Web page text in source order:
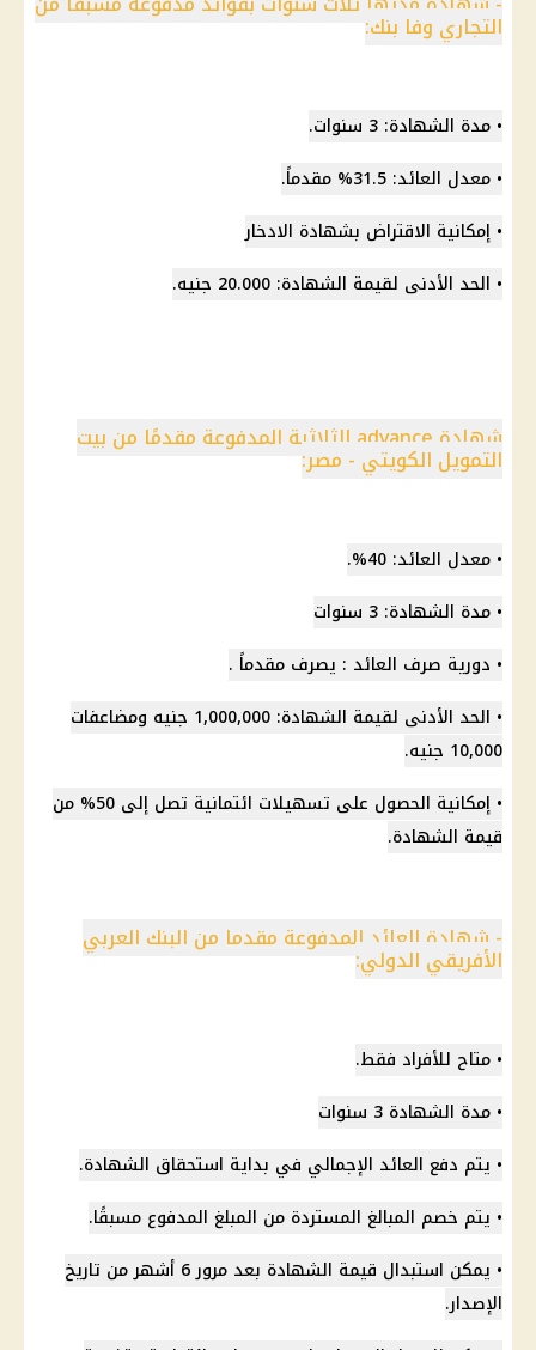
التجاري وفا بنك:
• مدة الشهادة: 3 سنوات.
• معدل العائد: 31.5% مقدماً.
• إمكانية الاقتراض بشهادة الادخار
• الحد الأدنى لقيمة الشهادة: 20.000 جنيه.
شهادة advance الثلاثية المدفوعة مقدمًا من بيت
التمويل الكويتي - مصر:
• معدل العائد: 40%.
• مدة الشهادة: 3 سنوات
• دورية صرف العائد : يصرف مقدماً .
• الحد الأدنى لقيمة الشهادة: 1,000,000 جنيه ومضاعفات
10,000 جنيه.
• إمكانية الحصول على تسهيلات ائتمانية تصل إلى 50% من
قيمة الشهادة.
- شهادة العائد المدفوعة مقدما من البنك العربي
الأفريقي الدولي:
• متاح للأفراد فقط.
• مدة الشهادة 3 سنوات
• يتم دفع العائد الإجمالي في بداية استحقاق الشهادة.
• يتم خصم المبالغ المستردة من المبلغ المدفوع مسبقًا.
• يمكن استبدال قيمة الشهادة بعد مرور 6 أشهر من تاريخ
الإصدار.